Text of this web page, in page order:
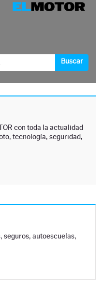
con toda la actualidad
tecnología, seguridad,
seguros, autoescuelas,